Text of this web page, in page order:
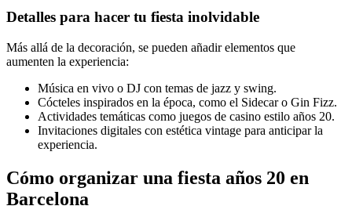
Detalles para hacer tu fiesta inolvidable
Más allá de la decoración, se pueden añadir elementos que
aumenten la experiencia:
Música en vivo o DJ con temas de jazz y swing.
Cócteles inspirados en la época, como el Sidecar o Gin Fizz.
Actividades temáticas como juegos de casino estilo años 20.
Invitaciones digitales con estética vintage para anticipar la
experiencia.
Cómo organizar una fiesta años 20 en
Barcelona